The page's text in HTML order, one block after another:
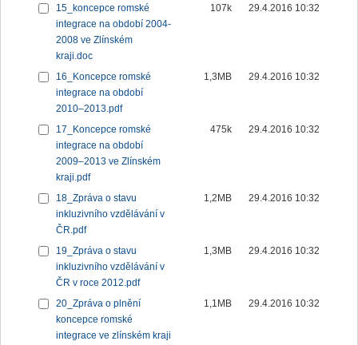
15_koncepce romské
integrace na období 2004-
2008 ve Zlínském
kraji.doc
107k 29.4.2016 10:32
16_Koncepce romské
integrace na období
2010–2013.pdf
1,3MB 29.4.2016 10:32
17_Koncepce romské
integrace na období
2009–2013 ve Zlínském
kraji.pdf
475k 29.4.2016 10:32
18_Zpráva o stavu
inkluzivního vzdělávání v
ČR.pdf
1,2MB 29.4.2016 10:32
19_Zpráva o stavu
inkluzivního vzdělávání v
ČR v roce 2012.pdf
1,3MB 29.4.2016 10:32
20_Zpráva o plnění
koncepce romské
integrace ve zlínském kraji
1,1MB 29.4.2016 10:32